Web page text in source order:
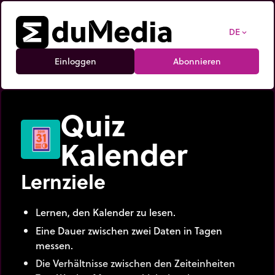
DE expand_more
Einloggen Abonnieren
Quiz
Kalender
Lernziele
Lernen, den Kalender zu lesen.
Eine Dauer zwischen zwei Daten in Tagen
messen.
Die Verhältnisse zwischen den Zeiteinheiten